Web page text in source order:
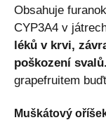
Obsahuje
CYP3A4 v
léků v krvi,
poškození svalů.
grapefruitem
Muškátový